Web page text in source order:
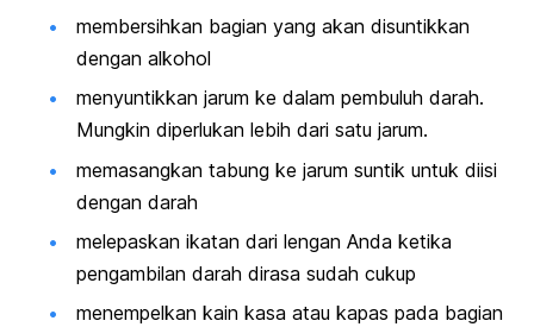
membersihkan bagian yang akan disuntikkan
dengan alkohol
menyuntikkan jarum ke dalam pembuluh darah.
Mungkin diperlukan lebih dari satu jarum.
memasangkan tabung ke jarum suntik untuk diisi
dengan darah
melepaskan ikatan dari lengan Anda ketika
pengambilan darah dirasa sudah cukup
menempelkan kain kasa atau kapas pada bagian